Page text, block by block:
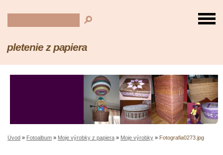
pletenie z papiera
Úvod » Fotoalbum » Moje výrobky z papiera » Moje výrobky » Fotografia0273.jpg